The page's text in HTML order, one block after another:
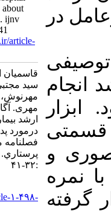
senior managers about
passive defense . ijnv
2017; 6 (1) :32-41
URL:http://ijnv.ir/article-
قاسمیان امیر، حسینی
سید مجتبی، جعفری
مهرنوش، سیدجوادی#
مهری. آگاهی مدیران
ارشد بیمارستان‌ها
درمورد پدافند غیرعامل .
فصلنامه مديريت
پرستاري. ۱۳۹۶; ۶ (۱)
http://ijnv.ir/article-۱-۴۹۸-